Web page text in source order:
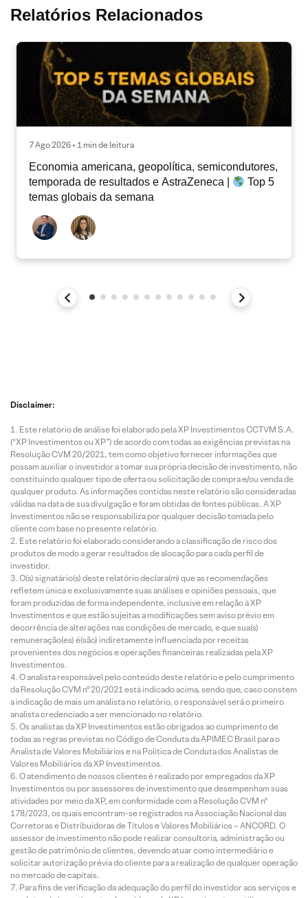
Relatórios Relacionados
7 Ago 2026 • 1 min de leitura
Economia americana, geopolítica, semicondutores,
temporada de resultados e AstraZeneca |
Top 5
temas globais da semana
Disclaimer:
Este relatório de análise foi elaborado pela XP Investimentos CCTVM S.A.
(“XP Investimentos ou XP”) de acordo com todas as exigências previstas na
Resolução CVM 20/2021, tem como objetivo fornecer informações que
possam auxiliar o investidor a tomar sua própria decisão de investimento, não
constituindo qualquer tipo de oferta ou solicitação de compra e/ou venda de
qualquer produto. As informações contidas neste relatório são consideradas
válidas na data de sua divulgação e foram obtidas de fontes públicas. A XP
Investimentos não se responsabiliza por qualquer decisão tomada pelo
cliente com base no presente relatório.
Este relatório foi elaborado considerando a classificação de risco dos
produtos de modo a gerar resultados de alocação para cada perfil de
investidor.
O(s) signatário(s) deste relatório declara(m) que as recomendações
refletem única e exclusivamente suas análises e opiniões pessoais, que
foram produzidas de forma independente, inclusive em relação à XP
Investimentos e que estão sujeitas a modificações sem aviso prévio em
decorrência de alterações nas condições de mercado, e que sua(s)
remuneração(es) é(são) indiretamente influenciada por receitas
provenientes dos negócios e operações financeiras realizadas pela XP
Investimentos.
O analista responsável pelo conteúdo deste relatório e pelo cumprimento
da Resolução CVM nº 20/2021 está indicado acima, sendo que, caso constem
a indicação de mais um analista no relatório, o responsável será o primeiro
analista credenciado a ser mencionado no relatório.
Os analistas da XP Investimentos estão obrigados ao cumprimento de
todas as regras previstas no Código de Conduta da APIMEC Brasil para o
Analista de Valores Mobiliários e na Política de Conduta dos Analistas de
Valores Mobiliários da XP Investimentos.
O atendimento de nossos clientes é realizado por empregados da XP
Investimentos ou por assessores de investimento que desempenham suas
atividades por meio da XP, em conformidade com a Resolução CVM nº
178/2023, os quais encontram-se registrados na Associação Nacional das
Corretoras e Distribuidoras de Títulos e Valores Mobiliários – ANCORD. O
assessor de investimento não pode realizar consultoria, administração ou
gestão de patrimônio de clientes, devendo atuar como intermediário e
solicitar autorização prévia do cliente para a realização de qualquer operação
no mercado de capitais.
Para fins de verificação da adequação do perfil do investidor aos serviços e